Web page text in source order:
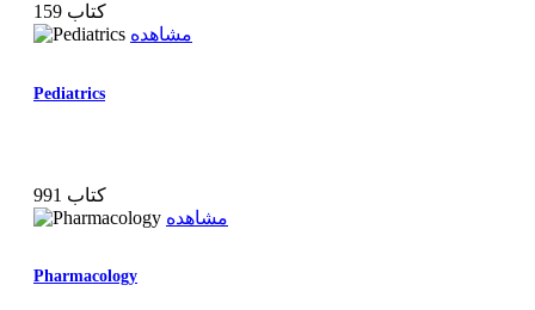
159 کتاب
مشاهده
Pediatrics
991 کتاب
مشاهده
Pharmacology